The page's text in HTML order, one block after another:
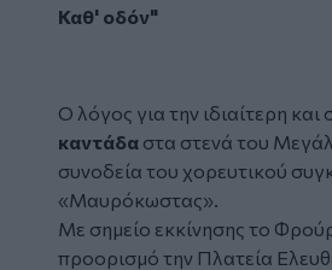
Καθ' οδόν"
Ο λόγος για την ιδιαίτερη και
καντάδα στα στενά του
συνοδεία του χορευτικού
«Μαυρόκωστας».
Με σημείο εκκίνησης το
προορισμό την Πλατεία